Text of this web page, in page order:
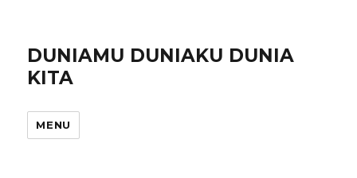
DUNIAMU DUNIAKU DUNIA
KITA
MENU